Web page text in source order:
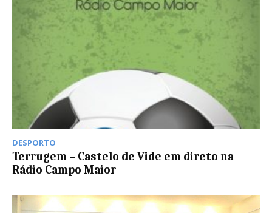
DESPORTO
Terrugem – Castelo de Vide em direto na
Rádio Campo Maior